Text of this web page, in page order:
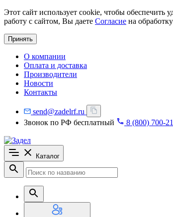
Этот сайт использует cookie, чтобы
работу с сайтом, Вы даете Согласие на
Принять
О компании
Оплата и доставка
Производители
Новости
Контакты
send@zadelrf.ru
Звонок по РФ бесплатный
8 (800) 700-
Каталог